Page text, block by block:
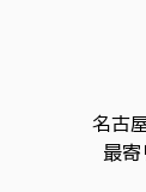
名古
最寄